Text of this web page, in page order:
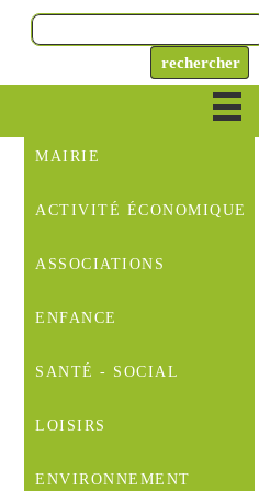
MAIRIE
ACTIVITÉ ÉCONOMIQUE
ASSOCIATIONS
ENFANCE
SANTÉ - SOCIAL
LOISIRS
ENVIRONNEMENT